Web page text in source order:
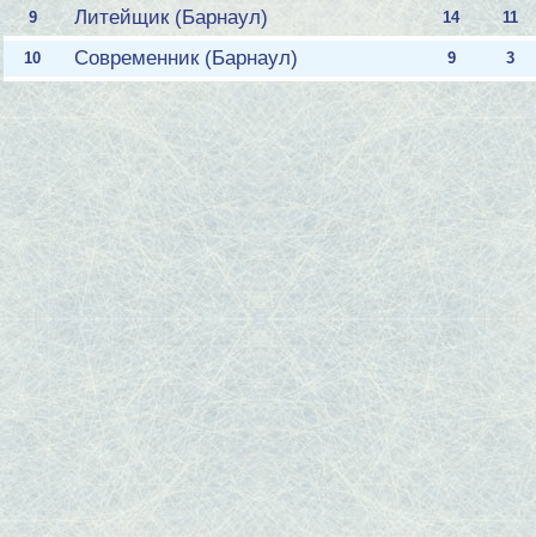
9 Литейщик (Барнаул) 14 11
10 Современник (Барнаул) 9 3